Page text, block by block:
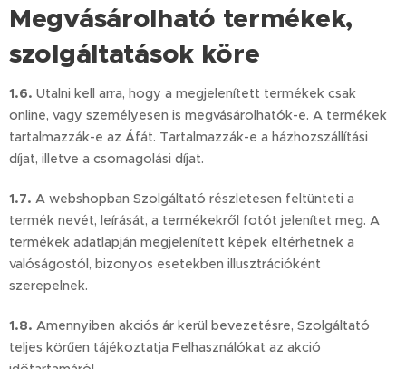
Megvásárolható termékek,
szolgáltatások köre
1.6. Utalni kell arra, hogy a megjelenített termékek csak
online, vagy személyesen is megvásárolhatók-e. A termékek
tartalmazzák-e az Áfát. Tartalmazzák-e a házhozszállítási
díjat, illetve a csomagolási díjat.
1.7. A webshopban Szolgáltató részletesen feltünteti a
termék nevét, leírását, a termékekről fotót jelenítet meg. A
termékek adatlapján megjelenített képek eltérhetnek a
valóságostól, bizonyos esetekben illusztrációként
szerepelnek.
1.8. Amennyiben akciós ár kerül bevezetésre, Szolgáltató
teljes körűen tájékoztatja Felhasználókat az akció